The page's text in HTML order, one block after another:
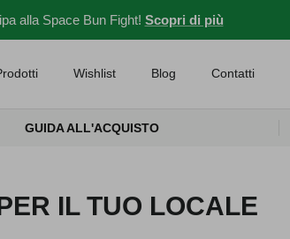
alla Space Bun Fight! Scopri di più
Wishlist Blog Contatti
GUIDA ALL'ACQUISTO
IL TUO LOCALE